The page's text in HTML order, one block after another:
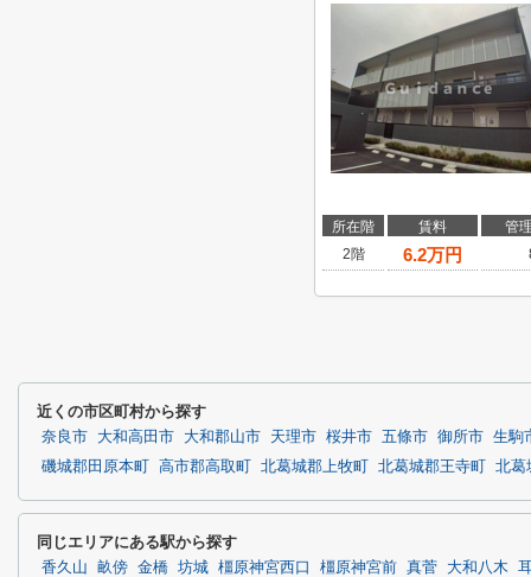
所在階 賃料
管
2階
6.2万円
近くの市区町村から探す
奈良市 大和高田市 大和郡山市 天理市 桜井市 五條市 御所市 生駒
磯城郡田原本町
高市郡高取町 北葛城郡上牧町 北葛城郡王寺町 北葛
同じエリアにある駅から探す
香久山 畝傍 金橋 坊城 橿原神宮西口 橿原神宮前 真菅 大和八木